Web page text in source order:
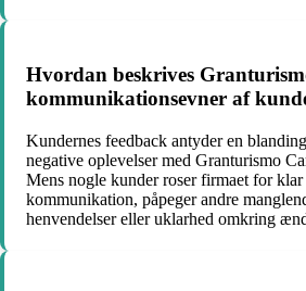
Hvordan beskrives
kommunikationsevner af
Kundernes feedback antyder en
negative oplevelser med Granturismo
Mens nogle kunder roser firmaet for
kommunikation, påpeger andre
henvendelser eller uklarhed omkring